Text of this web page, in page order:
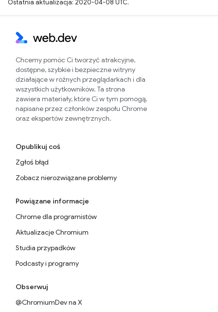
Ostatnia aktualizacja: 2020-04-08 UTC.
Chcemy pomóc Ci tworzyć atrakcyjne,
dostępne, szybkie i bezpieczne witryny
działające w różnych przeglądarkach i dla
wszystkich użytkowników. Ta strona
zawiera materiały, które Ci w tym pomogą,
napisane przez członków zespołu Chrome
oraz ekspertów zewnętrznych.
Opublikuj coś
Zgłoś błąd
Zobacz nierozwiązane problemy
Powiązane informacje
Chrome dla programistów
Aktualizacje Chromium
Studia przypadków
Podcasty i programy
Obserwuj
@ChromiumDev na X